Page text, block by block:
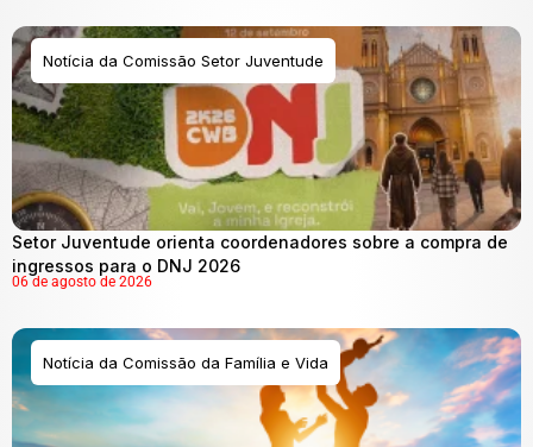
Notícia da Comissão Setor Juventude
Setor Juventude orienta coordenadores sobre a compra de
ingressos para o DNJ 2026
06 de agosto de 2026
Notícia da Comissão da Família e Vida